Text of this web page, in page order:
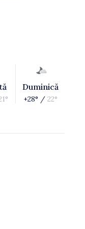
Duminică
+28° / 22°